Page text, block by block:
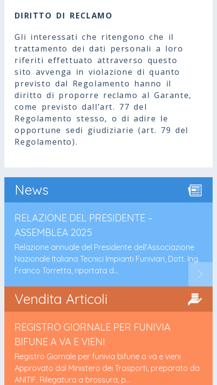
DIRITTO DI RECLAMO
Gli interessati che ritengono che il
trattamento dei dati personali a loro
riferiti effettuato attraverso questo
sito avvenga in violazione di quanto
previsto dal Regolamento hanno il
diritto di proporre reclamo al Garante,
come previsto dall’art. 77 del
Regolamento stesso, o di adire le
opportune sedi giudiziarie (art. 79 del
Regolamento).
News
PRESIDENTE –
del Presidente dell’Associazione
Tecnici Impianti Funiviari, Dott. Ing.
riportata d...
Relazione
Nazionale Italiana
Franco Torretta,
Vendita Articoli
PER FUNIVIA
E VIENI
per funivia bifune a va e vieni
dei Trasporti, preparato da
a brossura, p...
MANUALI
Manuali per il